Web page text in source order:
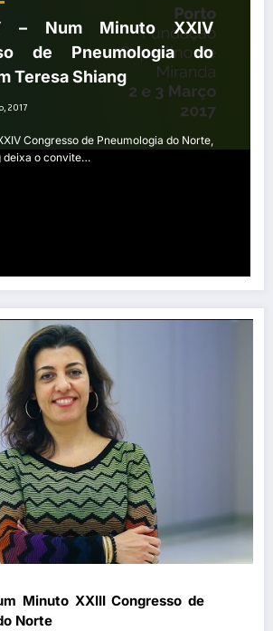
– Num Minuto XXIV
de Pneumologia do
Teresa Shiang
2017
Congresso de Pneumologia do Norte,
deixa o convite…
Minuto XXIII Congresso de
Norte